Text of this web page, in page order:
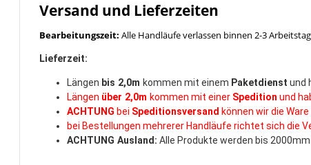
Versand und Lieferzeiten
Bearbeitungszeit: Alle Handläufe verlassen binnen 2-3
Lieferzeit:
Längen bis 2,0m kommen mit einem Paketdienst und
Längen über 2,0m kommen mit einer Spedition und
ACHTUNG bei Speditionsversand können wir die
bei Bestellungen mehrerer Handläufe richtet sich die
ACHTUNG Ausland: Alle Produkte werden bis